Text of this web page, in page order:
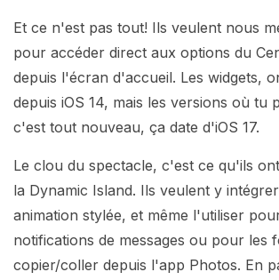
Et ce n'est pas tout! Ils veulent nous
pour accéder direct aux options du
depuis l'écran d'accueil. Les widgets,
depuis iOS 14, mais les versions où tu
c'est tout nouveau, ça date d'iOS 17.
Le clou du spectacle, c'est ce qu'ils
la Dynamic Island. Ils veulent y
animation stylée, et même l'utiliser
notifications de messages ou pour les
copier/coller depuis l'app Photos. En